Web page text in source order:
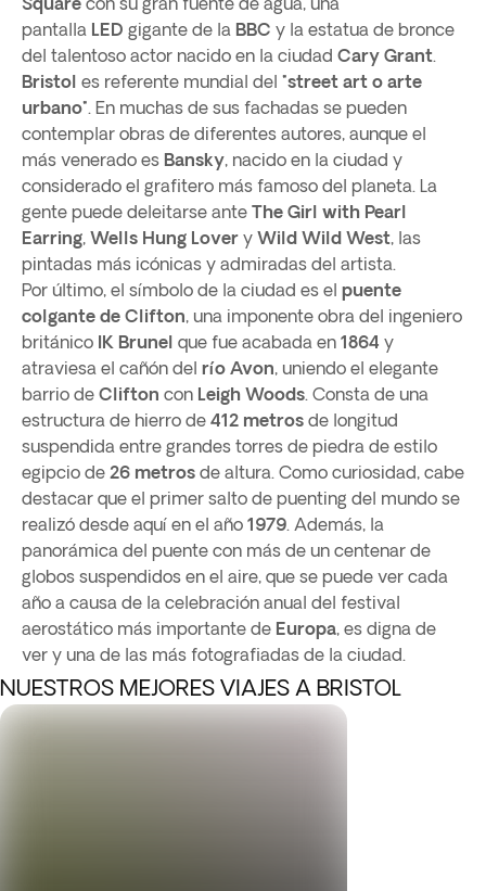
pantalla LED gigante de la BBC y la estatua de bronce
del talentoso actor nacido en la ciudad Cary Grant.
Bristol es referente mundial del "street art o arte
urbano". En muchas de sus fachadas se pueden
contemplar obras de diferentes autores, aunque el
más venerado es Bansky, nacido en la ciudad y
considerado el grafitero más famoso del planeta. La
gente puede deleitarse ante The Girl with Pearl
Earring, Wells Hung Lover y Wild Wild West, las
pintadas más icónicas y admiradas del artista.
Por último, el símbolo de la ciudad es el puente
colgante de Clifton, una imponente obra del ingeniero
británico IK Brunel que fue acabada en 1864 y
atraviesa el cañón del río Avon, uniendo el elegante
barrio de Clifton con Leigh Woods. Consta de una
estructura de hierro de 412 metros de longitud
suspendida entre grandes torres de piedra de estilo
egipcio de 26 metros de altura. Como curiosidad, cabe
destacar que el primer salto de puenting del mundo se
realizó desde aquí en el año 1979. Además, la
panorámica del puente con más de un centenar de
globos suspendidos en el aire, que se puede ver cada
año a causa de la celebración anual del festival
aerostático más importante de Europa, es digna de
ver y una de las más fotografiadas de la ciudad.
NUESTROS MEJORES VIAJES A BRISTOL